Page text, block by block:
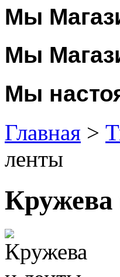
Мы
Мы
Мы
Главная >
ленты